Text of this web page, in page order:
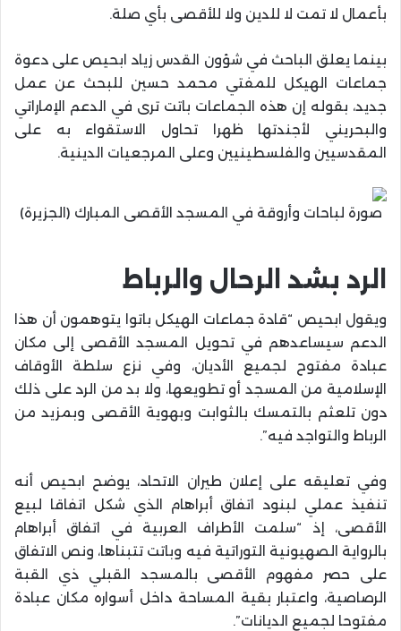
بأعمال لا تمت لا للدين ولا للأقصى بأي صلة.
بينما يعلق الباحث في شؤون القدس زياد ابحيص على دعوة
جماعات الهيكل للمفتي محمد حسين للبحث عن عمل
جديد، بقوله إن هذه الجماعات باتت ترى في الدعم الإماراتي
والبحريني لأجندتها ظهرا تحاول الاستقواء به على
المقدسيين والفلسطينيين وعلى المرجعيات الدينية.
صورة لباحات وأروقة في المسجد الأقصى المبارك (الجزيرة)
الرد بشد الرحال والرباط
ويقول ابحيص “قادة جماعات الهيكل باتوا يتوهمون أن هذا
الدعم سيساعدهم في تحويل المسجد الأقصى إلى مكان
عبادة مفتوح لجميع الأديان، وفي نزع سلطة الأوقاف
الإسلامية من المسجد أو تطويعها، ولا بد من الرد على ذلك
دون تلعثم بالتمسك بالثوابت وبهوية الأقصى وبمزيد من
الرباط والتواجد فيه”.
وفي تعليقه على إعلان طيران الاتحاد، يوضح ابحيص أنه
تنفيذ عملي لبنود اتفاق أبراهام الذي شكل اتفاقا لبيع
الأقصى، إذ “سلمت الأطراف العربية في اتفاق أبراهام
بالرواية الصهيونية التوراتية فيه وباتت تتبناها، ونص الاتفاق
على حصر مفهوم الأقصى بالمسجد القبلي ذي القبة
الرصاصية، واعتبار بقية المساحة داخل أسواره مكان عبادة
مفتوحا لجميع الديانات”.